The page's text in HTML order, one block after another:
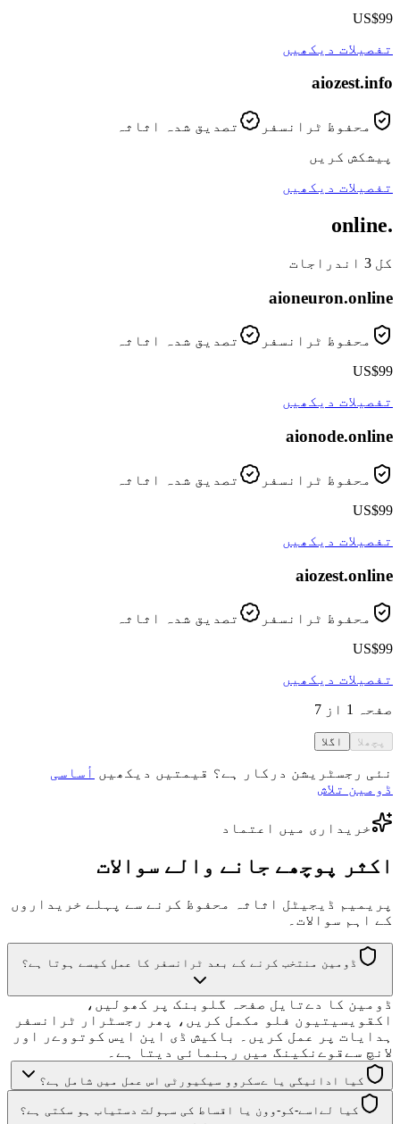
US$99
تفصیلات دیکھیں
aiozest.info
محفوظ ٹرانسفر
تصدیق شدہ اثاثہ
پیشکش کریں
تفصیلات دیکھیں
.online
کل 3 اندراجات
aioneuron.online
محفوظ ٹرانسفر
تصدیق شدہ اثاثہ
US$99
تفصیلات دیکھیں
aionode.online
محفوظ ٹرانسفر
تصدیق شدہ اثاثہ
US$99
تفصیلات دیکھیں
aiozest.online
محفوظ ٹرانسفر
تصدیق شدہ اثاثہ
US$99
تفصیلات دیکھیں
صفحہ 1 از 7
پچھلا اگلا
نئی رجسٹریشن درکار ہے؟ قیمتیں دیکھیں أساسی
ڈومین تلاش
خریداری میں اعتماد
اکثر پوچھے جانے والے سوالات
پریمیم ڈیجیٹل اثاثہ محفوظ کرنے سے پہلے خریداروں
کے اہم سوالات۔
ڈومین منتخب کرنے کے بعد ٹرانسفر کا عمل کیسے ہوتا ہے؟
ڈومین کا دےتایل صفحہ گلوبنک پر کھولیں،
اکقویسیتیون فلو مکمل کریں، پھر رجسٹرار ٹرانسفر
ہدایات پر عمل کریں۔ باکیش ڈی این ایس کوتووےر اور
لانچ سےقوےنکینگ میں رہنمائی دیتا ہے۔
کیا ادائیگی یا ےسکروو سیکیورٹی اس عمل میں شامل ہے؟
کیا لےاسے-کو-وون یا اقساط کی سہولت دستیاب ہو سکتی ہے؟